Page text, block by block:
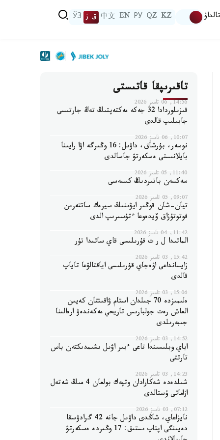
تالداۋ KZ
QZ
РУ
EN
中文 ق ز ЎЗ
تاقىرىپقا قاتىستى
14:56, 06 تامىز 2026
قىزىلوردادا 32 جەكە مەكتەپتىڭ تەڭ جارتىسى
جابىلىپ قالدى
10:07, 06 تامىز 2026
نوسەر، بۇرشاق، داۋىل: 16 وڭىرگە اۋا رايىنا
بايلانىستى ەسكەرتۋ جاسالدى
11:40, 05 تامىز 2026
سەكسەن باتىردىڭ كىسەسى
09:07, 05 تامىز 2026
تيان-شان قوڭىر ايۋىنىڭ سيرەك ساتتەرىن
فوتوتۇزاق ۆيدەوعا ءتۇسىرىپ الدى
11:42, 04 تامىز 2026
الماتىدا ل ر ت قۇرىلىسى قاي ساتىدا تۇر
15:42, 03 تامىز 2026
زايسانداعى اۋەجاي قۇرىلىسى اياقتالۋعا تاياپ
قالدى
15:06, 03 تامىز 2026
ەلىمىزدە 70 جىلدان استام ۋاقىتتان كەيىن
العاش رەت جولبارىس تاريحي مەكەندەۋ ارەالىنا
جىبەرىلدى
14:52, 03 تامىز 2026
اباي وبلىسىندا تاعى ءبىر اۋىل ىشىمدىكتەن باس
تارتتى
14:23, 03 تامىز 2026
شىلدەدە شەكارادان وتپەك بولعان 4 مىڭ شەتەل
ازاماتى ۇستالدى
07:12, 03 تامىز 2026
نايزاعاي، شاڭدى داۋىل جانە 42 گرادۋسقا
دەيىنگى اپتاپ ىستىق: 17 وڭىردە ەسكەرتۋ